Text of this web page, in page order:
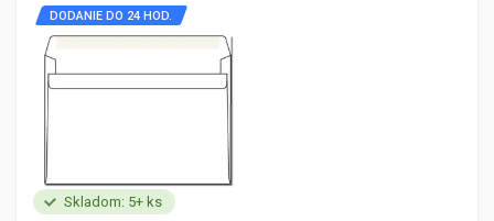
Skladom: 5+ ks
DODANIE DO 24 HOD.